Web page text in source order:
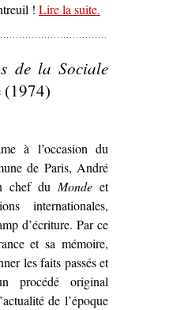
! Lire la suite– ‘Rencontre
de la
.
de la Sociale
(1974)
à l’occasion du
de Paris, André
chef duMonde et
internationales,
d’écriture. Par ce
et sa mémoire,
les faits passés et
procédé original
de l’époque